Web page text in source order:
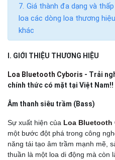
Giá thành đa dạng và
loa các dòng loa thương hiệu
khác
I. GIỚI THIỆU THƯƠNG HIỆU
Loa Bluetooth Cyboris - Trải
chính thức có mặt tại Việt Nam!!
Âm thanh siêu trầm (Bass)
Sự xuất hiện của Loa Bluetooth
một bước đột phá trong công
năng tái tạo âm trầm mạnh mẽ,
thuần là một loa di động mà còn